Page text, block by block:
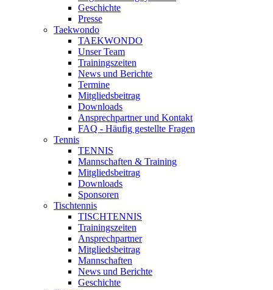
Geschichte
Presse
Taekwondo
TAEKWONDO
Unser Team
Trainingszeiten
News und Berichte
Termine
Mitgliedsbeitrag
Downloads
Ansprechpartner und Kontakt
FAQ - Häufig gestellte Fragen
Tennis
TENNIS
Mannschaften & Training
Mitgliedsbeitrag
Downloads
Sponsoren
Tischtennis
TISCHTENNIS
Trainingszeiten
Ansprechpartner
Mitgliedsbeitrag
Mannschaften
News und Berichte
Geschichte